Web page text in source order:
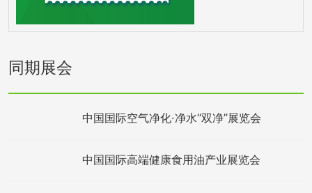
同期展会
中国国际空气净化·净水“双净”展览会
中国国际高端健康食用油产业展览会